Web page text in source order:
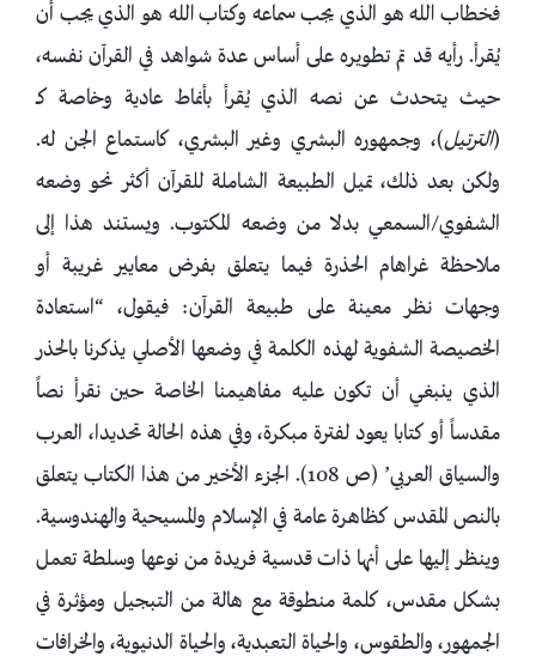
فخطاب الله هو الذي يجب سماعه وكتاب الله هو الذي يجب أن
يُقرأ. رأيه قد تم تطويره على أساس عدة شواهد في القرآن نفسه،
حيث يتحدث عن نصه الذي يُقرأ بأنماط عادية وخاصة كــ
(الترتيل)، وجمهوره البشري وغير البشري، كاستماع الجن له.
ولكن بعد ذلك، تميل الطبيعة الشاملة للقرآن أكثر نحو وضعه
الشفوي/السمعي بدلا من وضعه المكتوب. ويستند هذا إلى
ملاحظة غراهام الحذرة فيما يتعلق بفرض معايير غريبة أو
وجهات نظر معينة على طبيعة القرآن: فيقول، “استعادة
الخصيصة الشفوية لهذه الكلمة في وضعها الأصلي يذكرنا بالحذر
الذي ينبغي أن تكون عليه مفاهيمنا الخاصة حين نقرأ نصاً
مقدساً أو كتابا يعود لفترة مبكرة، وفي هذه الحالة تحديدا، العرب
والسياق العربي’ (ص 108). الجزء الأخير من هذا الكتاب يتعلق
بالنص المقدس كظاهرة عامة في الإسلام والمسيحية والهندوسية.
وينظر إليها على أنها ذات قدسية فريدة من نوعها وسلطة تعمل
بشكل مقدس، كلمة منطوقة مع هالة من التبجيل ومؤثرة في
الجمهور، والطقوس، والحياة التعبدية، والحياة الدنيوية، والخرافات